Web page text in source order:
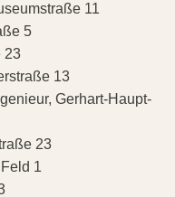
11
5
23
13
Gerhart-Haupt-
23
1